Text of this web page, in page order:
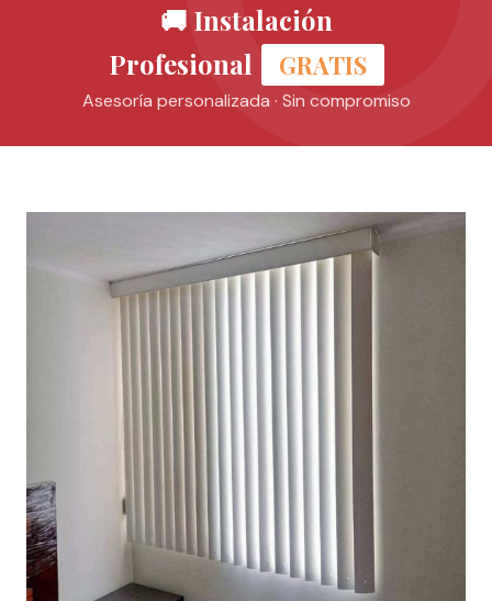
🚚 Instalación
Profesional
GRATIS
Asesoría personalizada · Sin compromiso